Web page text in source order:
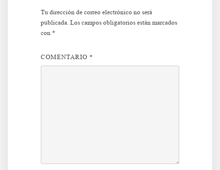
Tu dirección de correo electrónico no será
publicada. Los campos obligatorios están marcados
con *
COMENTARIO *